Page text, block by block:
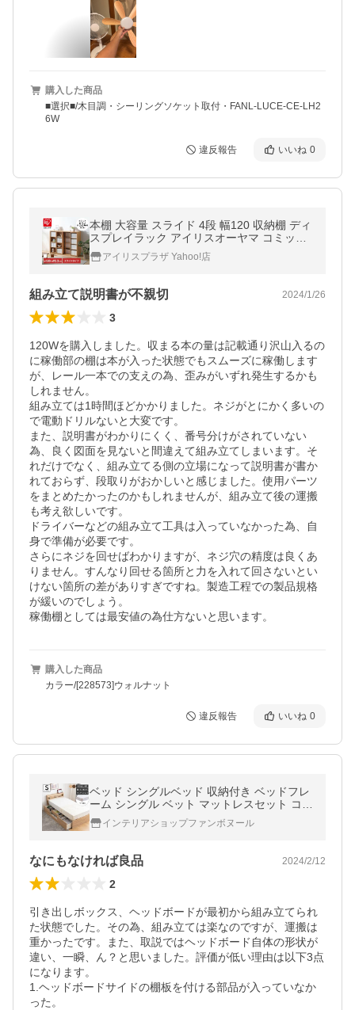
購入した商品
■選択■/木目調・シーリングソケット取付・FANL-LUCE-CE-LH2
6W
違反報告 いいね 0
本棚 大容量 スライド 4段 幅120 収納棚 ディ
スプレイラック アイリスオーヤマ コミック
ラック スライドタイプ トリプル CST-1200R
*
アイリスプラザ Yahoo!店
組み立て説明書が不親切 2024/1/26
3
120Wを購入しました。収まる本の量は記載通り沢山入るの
に稼働部の棚は本が入った状態でもスムーズに稼働します
が、レール一本での支えの為、歪みがいずれ発生するかも
しれません。
組み立ては1時間ほどかかりました。ネジがとにかく多いの
で電動ドリルないと大変です。
また、説明書がわかりにくく、番号分けがされていない
為、良く図面を見ないと間違えて組み立てしまいます。そ
れだけでなく、組み立てる側の立場になって説明書が書か
れておらず、段取りがおかしいと感じました。使用パーツ
をまとめたかったのかもしれませんが、組み立て後の運搬
も考え欲しいです。
ドライバーなどの組み立て工具は入っていなかった為、自
身で準備が必要です。
さらにネジを回せばわかりますが、ネジ穴の精度は良くあ
りません。すんなり回せる箇所と力を入れて回さないとい
けない箇所の差がありすぎですね。製造工程での製品規格
が緩いのでしょう。
購入した商品
カラー/[228573]ウォルナット
違反報告 いいね 0
ベッド シングルベッド 収納付き ベッドフレ
ーム シングル ベット マットレスセット コン
セント付き ブックシェルフ 引き出し付き 宮
付き 宮棚
インテリアショップファンボヌール
なにもなければ良品 2024/2/12
2
引き出しボックス、ヘッドボードが最初から組み立てられ
た状態でした。その為、組み立ては楽なのですが、運搬は
重かったです。また、取説ではヘッドボード自体の形状が
違い、一瞬、ん？と思いました。評価が低い理由は以下3点
になります。
1.ヘッドボードサイドの棚板を付ける部品が入っていなか
った。